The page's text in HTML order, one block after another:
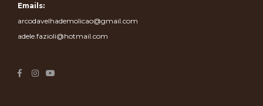
Emails:
arcodavelhademolicao@gmail.com
adele.fazioli@hotmail.com